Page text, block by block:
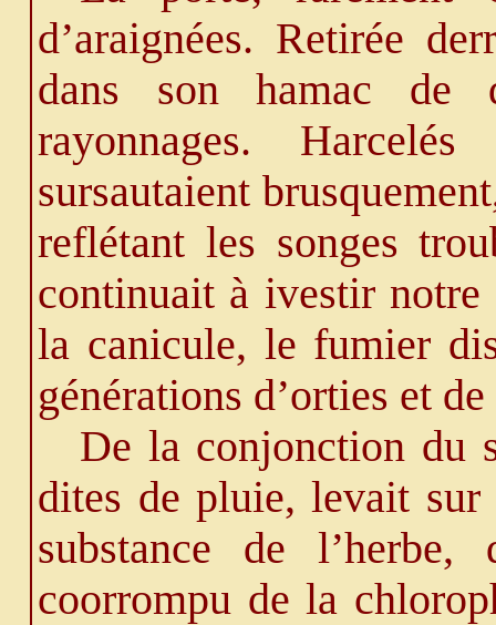
d’araignées. Retirée
dans son hamac
rayonnages.
sursautaient
reflétant les songes
continuait à ivestir notre
la canicule, le fumier
générations d’orties et
De la conjonction du
dites de pluie, levait sur
substance de l’herbe,
coorrompu de la